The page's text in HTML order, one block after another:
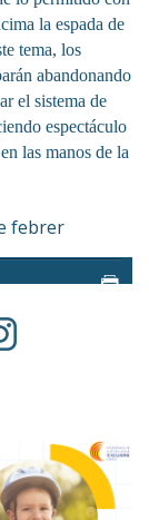
la espada de
tema, los
abandonando
el sistema de
espectáculo
las manos de la
febrer